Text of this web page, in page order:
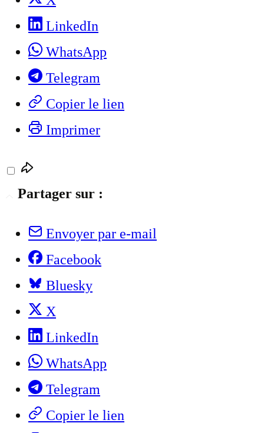
LinkedIn
WhatsApp
Telegram
Copier le lien
Imprimer
Partager sur :
Envoyer par e-mail
Facebook
Bluesky
X
LinkedIn
WhatsApp
Telegram
Copier le lien